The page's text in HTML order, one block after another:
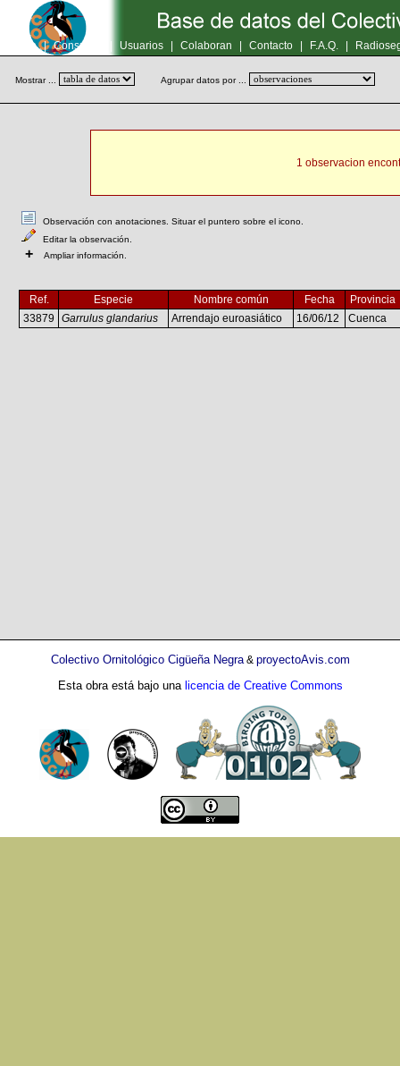
Inicio | Consultas Usuarios Colaboran Contacto F.A.Q.
Mostrar ... Agrupar datos por ...
1 observacion
Observación con anotaciones. Situar el puntero sobre el icono.
Editar la observación.
+ Ampliar información.
Ref. Especie Nombre común Fecha
Provincia
33879
Garrulus glandarius Arrendajo euroasiático 16/06/12 Cuenca
Colectivo Ornitológico Cigüeña Negra& proyectoAvis.com
Esta obra está bajo una licencia de Creative Commons